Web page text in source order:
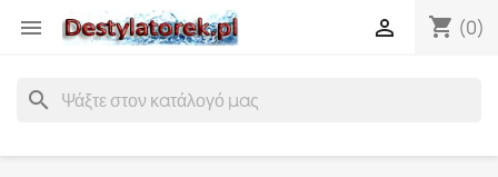
 shopping_cart (0)

search